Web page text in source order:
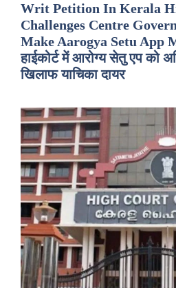
Writ Petition In Kerala
Challenges Centre
Make Aarogya Setu App
हाईकोर्ट में आरोग्य सेतु एप को
खिलाफ याचिका दायर